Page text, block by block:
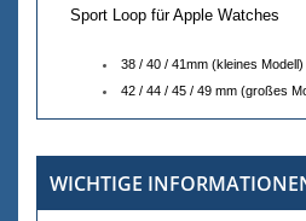
Sport Loop für Apple Watches
38 / 40 / 41mm (kleines Modell)
42 / 44 / 45 / 49 mm (großes
WICHTIGE